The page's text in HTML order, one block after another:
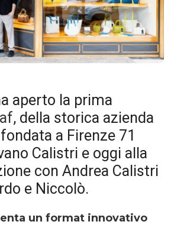
aperto la prima
, della storica azienda
a Firenze 71
Calistri e oggi alla
con Andrea Calistri
e Niccolò.
un format innovativo